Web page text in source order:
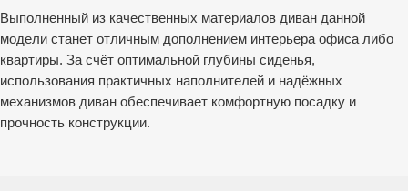
Выполненный из качественных материалов диван данной
модели станет отличным дополнением интерьера офиса либо
квартиры. За счёт оптимальной глубины сиденья,
использования практичных наполнителей и надёжных
механизмов диван обеспечивает комфортную посадку и
прочность конструкции.